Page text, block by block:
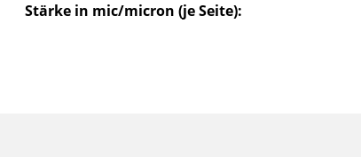
Stärke in mic/micron (je Seite):